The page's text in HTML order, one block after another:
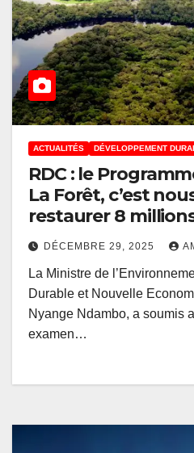
ACTUALITÉS DÉVELOPPEMENT
RDC : le
La Forêt, c’est
restaurer 8
forêts dégradées
DÉCEMBRE 29, 2025
La Ministre de
Durable et Nouvelle
Nyange Ndambo, a soumis
examen…